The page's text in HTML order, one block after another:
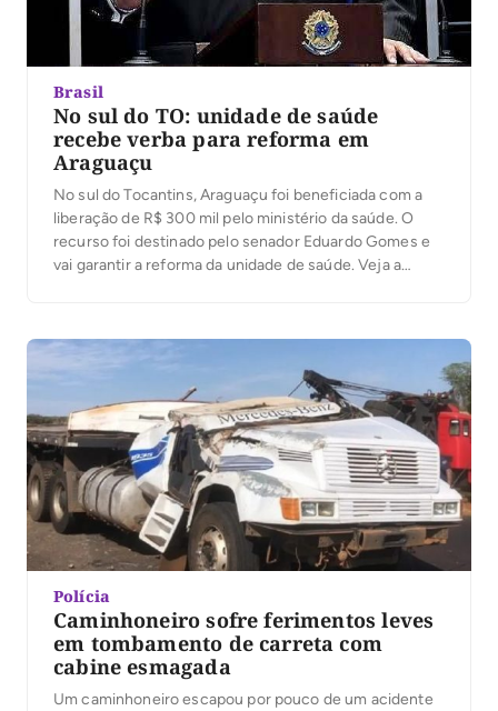
Brasil
No sul do TO: unidade de saúde
recebe verba para reforma em
Araguaçu
No sul do Tocantins, Araguaçu foi beneficiada com a
liberação de R$ 300 mil pelo ministério da saúde. O
recurso foi destinado pelo senador Eduardo Gomes e
vai garantir a reforma da unidade de saúde. Veja a
Polícia
Caminhoneiro sofre ferimentos leves
em tombamento de carreta com
cabine esmagada
Um caminhoneiro escapou por pouco de um acidente